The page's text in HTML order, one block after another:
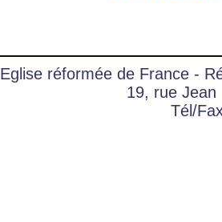
Eglise réformée de France -
19, rue Jean
Tél/